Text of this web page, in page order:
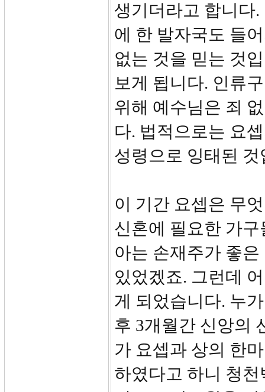
생기더라고 합니다
에 한 발자국도 들
없는 것을 믿는 것
보게 됩니다. 인류
위해 예수님은 죄
다. 법적으로는 요
성령으로 잉태된 것
이 기간 요셉은 무
신혼에 필요한 가
아는 손재주가 좋
있었겠죠. 그런데
게 되었습니다. 누
후 3개월간 신앙의
가 요셉과 상의 한
하였다고 하니 청